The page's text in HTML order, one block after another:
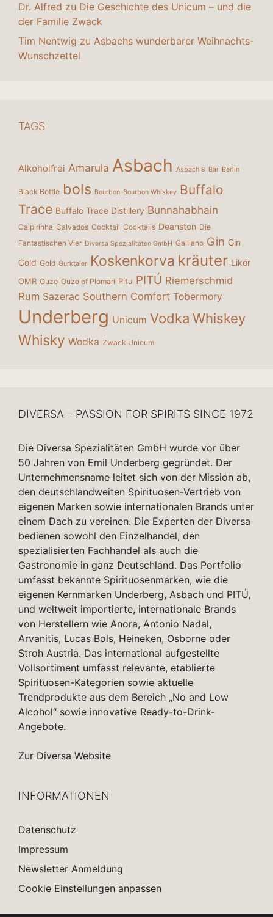
Dr. Alfred zu Die Geschichte des Unicum – und die
der Familie Zwack
Tim Nentwig zu Asbachs wunderbarer Weihnachts-
Wunschzettel
TAGS
Alkoholfrei Amarula Asbach Asbach 8 Bar Berlin
Black Bottle bols Bourbon Bourbon Whiskey Buffalo
Trace Buffalo Trace Distillery Bunnahabhain
Caipirinha Calvados Cocktail Cocktails Deanston Die
Fantastischen Vier Diversa Spezialitäten GmbH Galliano Gin Gin
Gold Gold Gurktaler Koskenkorva kräuter Likör
OMR Ouzo Ouzo of Plomari Pitu PITÚ Riemerschmid
Rum Sazerac Southern Comfort Tobermory
Underberg Unicum Vodka Whiskey
Whisky Wodka Zwack Unicum
DIVERSA – PASSION FOR SPIRITS SINCE 1972
Die Diversa Spezialitäten GmbH wurde vor über
50 Jahren von Emil Underberg gegründet. Der
Unternehmensname leitet sich von der Mission ab,
den deutschlandweiten Spirituosen-Vertrieb von
eigenen Marken sowie internationalen Brands unter
einem Dach zu vereinen. Die Experten der Diversa
bedienen sowohl den Einzelhandel, den
spezialisierten Fachhandel als auch die
Gastronomie in ganz Deutschland. Das Portfolio
umfasst bekannte Spirituosenmarken, wie die
eigenen Kernmarken Underberg, Asbach und PITÚ,
und weltweit importierte, internationale Brands
von Herstellern wie Anora, Antonio Nadal,
Arvanitis, Lucas Bols, Heineken, Osborne oder
Stroh Austria. Das international aufgestellte
Vollsortiment umfasst relevante, etablierte
Spirituosen-Kategorien sowie aktuelle
Trendprodukte aus dem Bereich „No and Low
Alcohol“ sowie innovative Ready-to-Drink-
Angebote.
Zur Diversa Website
INFORMATIONEN
Datenschutz
Impressum
Newsletter Anmeldung
Cookie Einstellungen anpassen